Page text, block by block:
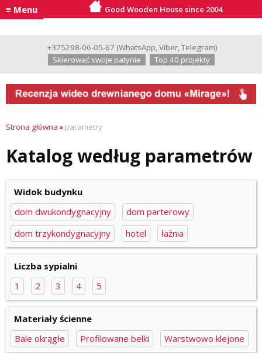
≡ Menu Good Wooden House since 2004
+375298-06-05-67 (WhatsApp,Viber,Telegram)
Skierować swoje patynie
Top 40 projekty
Strona główna » parametry
Katalog według parametrów
Widok budynku
dom dwukondygnacyjny
dom parterowy
dom trzykondygnacyjny
hotel łaźnia
Liczba sypialni
1
2 3 4 5
Materiały ścienne
Bale okrągłe
Profilowane belki Warstwowo klejone